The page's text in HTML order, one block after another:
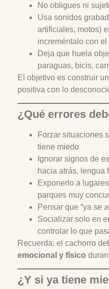
No obligues ni
Usa sonidos
artificiales, motos)
increméntalo con el
Deja que huela
paraguas, bicis,
El objetivo es construir
positiva con lo
¿Qué errores
Forzar situaciones
tiene miedo
Ignorar signos de
hacia atrás, lengua
Exponerlo a
parques muy
Pensar que “ya se
Socializar solo en
controlar lo que
Recuerda: el cachorro
emocional y físico
¿Y si ya tiene